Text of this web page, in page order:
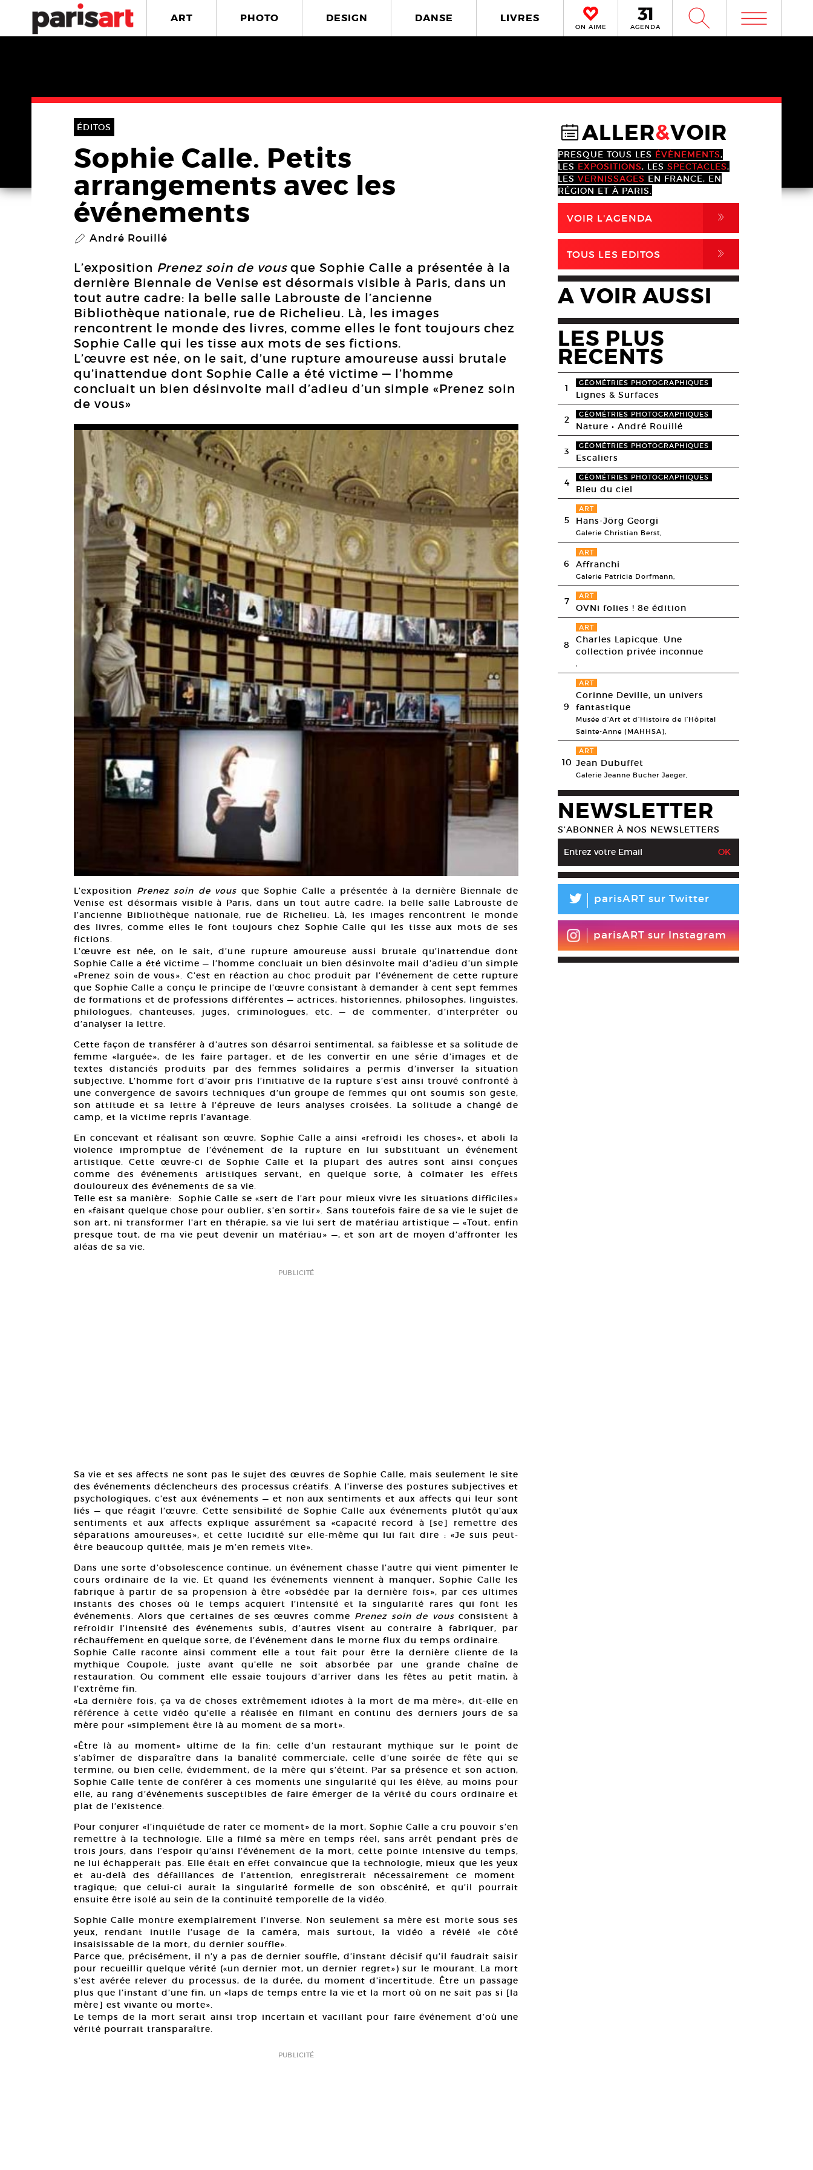
ART PHOTO DESIGN DANSE LIVRES
ON AIME AGENDA W m
ÉDITOS
Sophie Calle. Petits
arrangements avec les
événements
P André Rouillé
L’exposition Prenez soin de vousque Sophie Calle a présentée à la
dernière Biennale de Venise est désormais visible à Paris, dans un
tout autre cadre: la belle salle Labrouste de l’ancienne
Bibliothèque nationale, rue de Richelieu. Là, les images
rencontrent le monde des livres, comme elles le font toujours chez
Sophie Calle qui les tisse aux mots de ses fictions.
L’œuvre est née, on le sait, d’une rupture amoureuse aussi brutale
qu’inattendue dont Sophie Calle a été victime — l’homme
concluait un bien désinvolte mail d’adieu d’un simple «Prenez soin
de vous»
L’exposition Prenez soin de vous que Sophie Calle a présentée à la dernière Biennale de
Venise est désormais visible à Paris, dans un tout autre cadre: la belle salle Labrouste de
l’ancienne Bibliothèque nationale, rue de Richelieu. Là, les images rencontrent le monde
des livres, comme elles le font toujours chez Sophie Calle qui les tisse aux mots de ses
fictions.
L’œuvre est née, on le sait, d’une rupture amoureuse aussi brutale qu’inattendue dont
Sophie Calle a été victime — l’homme concluait un bien désinvolte mail d’adieu d’un simple
«Prenez soin de vous». C’est en réaction au choc produit par l’événement de cette rupture
que Sophie Calle a conçu le principe de l’œuvre consistant à demander à cent sept femmes
de formations et de professions différentes — actrices, historiennes, philosophes, linguistes,
philologues, chanteuses, juges, criminologues, etc. — de commenter, d’interpréter ou
d’analyser la lettre.
Cette façon de transférer à d’autres son désarroi sentimental, sa faiblesse et sa solitude de
femme «larguée», de les faire partager, et de les convertir en une série d’images et de
textes distanciés produits par des femmes solidaires a permis d’inverser la situation
subjective. L’homme fort d’avoir pris l’initiative de la rupture s’est ainsi trouvé confronté à
une convergence de savoirs techniques d’un groupe de femmes qui ont soumis son geste,
son attitude et sa lettre à l’épreuve de leurs analyses croisées. La solitude a changé de
camp, et la victime repris l’avantage.
En concevant et réalisant son œuvre, Sophie Calle a ainsi «refroidi les choses», et aboli la
violence impromptue de l’événement de la rupture en lui substituant un événement
artistique. Cette œuvre-ci de Sophie Calle et la plupart des autres sont ainsi conçues
comme des événements artistiques servant, en quelque sorte, à colmater les effets
douloureux des événements de sa vie.
Telle est sa manière: Sophie Calle se «sert de l’art pour mieux vivre les situations difficiles»
en «faisant quelque chose pour oublier, s’en sortir». Sans toutefois faire de sa vie le sujet de
son art, ni transformer l’art en thérapie, sa vie lui sert de matériau artistique — «Tout, enfin
presque tout, de ma vie peut devenir un matériau» —, et son art de moyen d’affronter les
aléas de sa vie.
PUBLICITÉ
Sa vie et ses affects ne sont pas le sujet des œuvres de Sophie Calle, mais seulement le site
des événements déclencheurs des processus créatifs. A l’inverse des postures subjectives et
psychologiques, c’est aux événements — et non aux sentiments et aux affects qui leur sont
liés — que réagit l’œuvre. Cette sensibilité de Sophie Calle aux événements plutôt qu’aux
sentiments et aux affects explique assurément sa «capacité record à [se] remettre des
séparations amoureuses», et cette lucidité sur elle-même qui lui fait dire : «Je suis peut-
être beaucoup quittée, mais je m’en remets vite».
Dans une sorte d’obsolescence continue, un événement chasse l’autre qui vient pimenter le
cours ordinaire de la vie. Et quand les événements viennent à manquer, Sophie Calle les
fabrique à partir de sa propension à être «obsédée par la dernière fois», par ces ultimes
instants des choses où le temps acquiert l’intensité et la singularité rares qui font les
événements. Alors que certaines de ses œuvres comme Prenez soin de vousconsistent à
refroidir l’intensité des événements subis, d’autres visent au contraire à fabriquer, par
réchauffement en quelque sorte, de l’événement dans le morne flux du temps ordinaire.
Sophie Calle raconte ainsi comment elle a tout fait pour être la dernière cliente de la
mythique Coupole, juste avant qu’elle ne soit absorbée par une grande chaîne de
restauration. Ou comment elle essaie toujours d’arriver dans les fêtes au petit matin, à
l’extrême fin.
«La dernière fois, ça va de choses extrêmement idiotes à la mort de ma mère», dit-elle en
référence à cette vidéo qu’elle a réalisée en filmant en continu des derniers jours de sa
mère pour «simplement être là au moment de sa mort».
«Être là au moment» ultime de la fin: celle d’un restaurant mythique sur le point de
s’abîmer de disparaître dans la banalité commerciale, celle d’une soirée de fête qui se
termine, ou bien celle, évidemment, de la mère qui s’éteint. Par sa présence et son action,
Sophie Calle tente de conférer à ces moments une singularité qui les élève, au moins pour
elle, au rang d’événements susceptibles de faire émerger de la vérité du cours ordinaire et
plat de l’existence.
Pour conjurer «l’inquiétude de rater ce moment» de la mort, Sophie Calle a cru pouvoir s’en
remettre à la technologie. Elle a filmé sa mère en temps réel, sans arrêt pendant près de
trois jours, dans l’espoir qu’ainsi l’événement de la mort, cette pointe intensive du temps,
ne lui échapperait pas. Elle était en effet convaincue que la technologie, mieux que les yeux
et au-delà des défaillances de l’attention, enregistrerait nécessairement ce moment
tragique; que celui-ci aurait la singularité formelle de son obscénité, et qu’il pourrait
ensuite être isolé au sein de la continuité temporelle de la vidéo.
Sophie Calle montre exemplairement l’inverse. Non seulement sa mère est morte sous ses
yeux, rendant inutile l’usage de la caméra, mais surtout, la vidéo a révélé «le côté
insaisissable de la mort, du dernier souffle».
Parce que, précisément, il n’y a pas de dernier souffle, d’instant décisif qu’il faudrait saisir
pour recueillir quelque vérité («un dernier mot, un dernier regret») sur le mourant. La mort
s’est avérée relever du processus, de la durée, du moment d’incertitude. Être un passage
plus que l’instant d’une fin, un «laps de temps entre la vie et la mort où on ne sait pas si [la
mère] est vivante ou morte».
Le temps de la mort serait ainsi trop incertain et vacillant pour faire événement d’où une
vérité pourrait transparaître.
PUBLICITÉ
@ALLER&VOIR
PRESQUE TOUS LES ÉVÈNEMENTS,
LES EXPOSITIONS, LES SPECTACLES,
LES VERNISSAGES EN FRANCE, EN
RÉGION ET À PARIS.
VOIR L'AGENDA ,
TOUS LES EDITOS ,
A VOIR AUSSI
LES PLUS
RECENTS
1 GÉOMÉTRIES PHOTOGRAPHIQUES
Lignes & Surfaces
2 GÉOMÉTRIES PHOTOGRAPHIQUES
Nature • André Rouillé
3 GÉOMÉTRIES PHOTOGRAPHIQUES
Escaliers
4 GÉOMÉTRIES PHOTOGRAPHIQUES
Bleu du ciel
5
ART
Hans-Jörg Georgi
Galerie Christian Berst,
6
ART
Affranchi
Galerie Patricia Dorfmann,
7 ART
OVNi folies ! 8e édition
8
ART
Charles Lapicque. Une
collection privée inconnue
,
9
ART
Corinne Deville, un univers
fantastique
Musée d’Art et d’Histoire de l’Hôpital
Sainte-Anne (MAHHSA),
10
ART
Jean Dubuffet
Galerie Jeanne Bucher Jaeger,
NEWSLETTER
S’ABONNER À NOS NEWSLETTERS
L parisART sur Twitter
parisART sur Instagram